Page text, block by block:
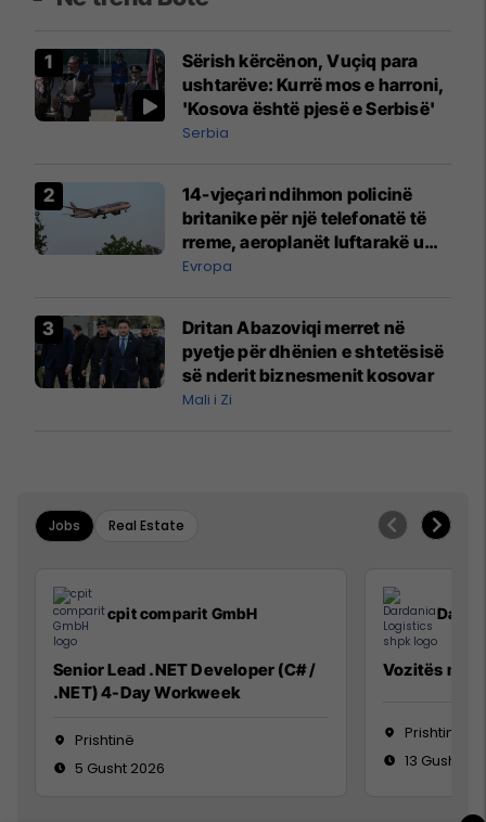
Sërish kërcënon, Vuçiq para
ushtarëve: Kurrë mos e harroni,
'Kosova është pjesë e Serbisë'
Serbia
14-vjeçari ndihmon policinë
britanike për një telefonatë të
rreme, aeroplanët luftarakë u
ngritën në ajër për të
Mançesterit
Evropa
Dritan Abazoviqi merret në
pyetje për dhënien e shtetësisë
së nderit biznesmenit kosovar
Mali i Zi
Jobs Real Estate
cpit comparit GmbH
Senior Lead .NET Developer (C# /
.NET) 4-Day Workweek
Prishtinë
5 Gusht 2026
Vozitës me
Prishtinë
13 Gusht